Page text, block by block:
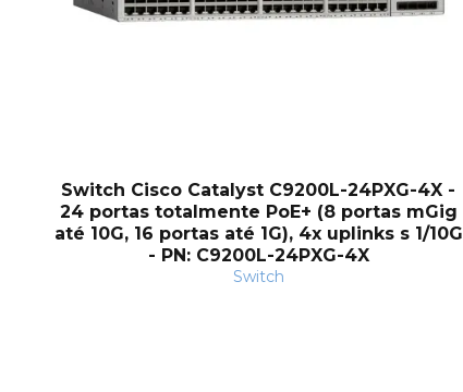
Switch Cisco Catalyst C9200L-24PXG-4X -
24 portas totalmente PoE+ (8 portas mGig
até 10G, 16 portas até 1G), 4x uplinks s 1/10G
- PN: C9200L-24PXG-4X
Switch